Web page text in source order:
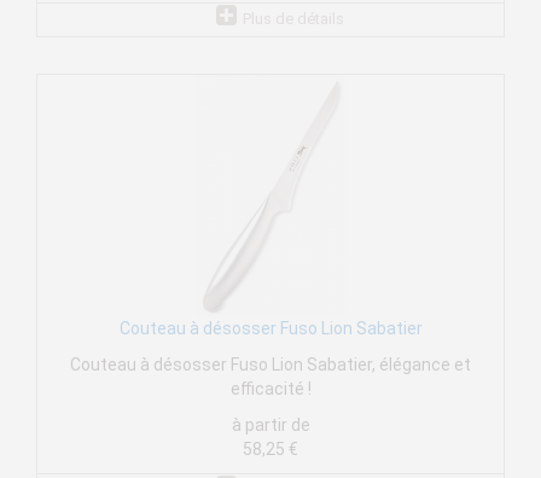
Couteau à désosser Fuso Lion Sabatier
Couteau à désosser Fuso Lion Sabatier, élégance et
efficacité !
à partir de
58,25 €